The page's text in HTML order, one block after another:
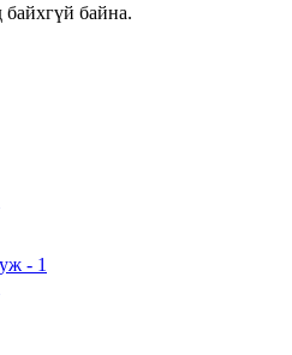
байхгүй байна.
- 1